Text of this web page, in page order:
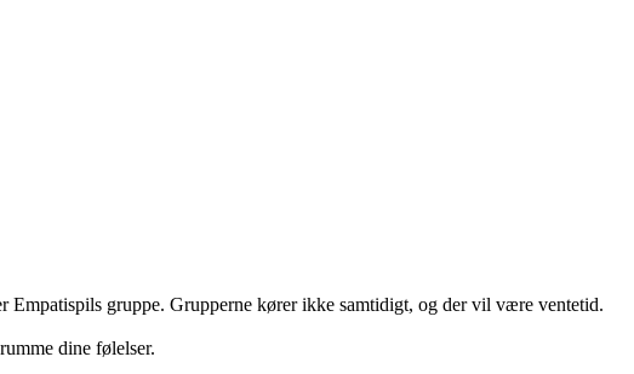
gruppe. Grupperne kører ikke samtidigt, og der vil være ventetid.
dine følelser.